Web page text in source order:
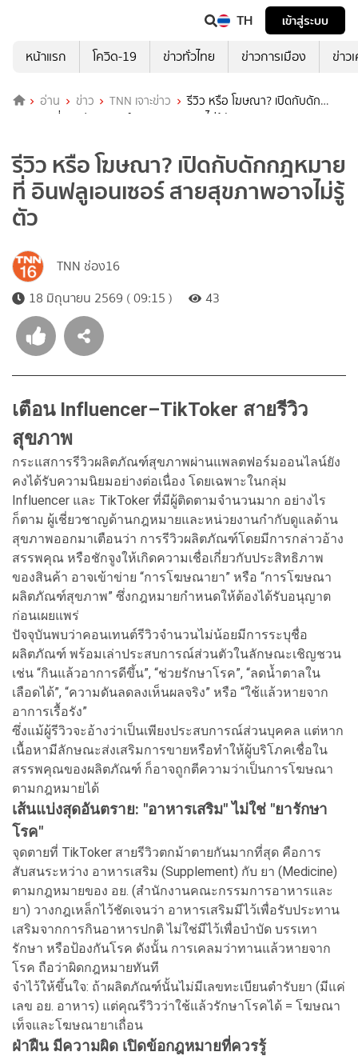
TH
เข้าสู่ระบบ
หน้าแรก
โควิด-19 ข่าวทั่วไทย ข่าวการเมือง ข่าว
อ่าน ข่าว TNN เจาะข่าว
รีวิว หรือ โฆษณา? เปิดกับดัก
กฎหมายที่ อินฟลูเอนเซอร์ สายสุขภาพอาจไม่รู้ตัว
รีวิว หรือ โฆษณา? เปิดกับดักกฎหมาย
ที่ อินฟลูเอนเซอร์ สายสุขภาพอาจไม่รู้
ตัว
TNN ช่อง16
18 มิถุนายน 2569 ( 09:15 )
43
เตือน Influencer–TikToker สายรีวิว
สุขภาพ
กระแสการรีวิวผลิตภัณฑ์สุขภาพผ่านแพลตฟอร์มออนไลน์ยัง
คงได้รับความนิยมอย่างต่อเนื่อง โดยเฉพาะในกลุ่ม
Influencer และ TikToker ที่มีผู้ติดตามจำนวนมาก อย่างไร
ก็ตาม ผู้เชี่ยวชาญด้านกฎหมายและหน่วยงานกำกับดูแลด้าน
สุขภาพออกมาเตือนว่า การรีวิวผลิตภัณฑ์โดยมีการกล่าวอ้าง
สรรพคุณ หรือชักจูงให้เกิดความเชื่อเกี่ยวกับประสิทธิภาพ
ของสินค้า อาจเข้าข่าย “การโฆษณายา” หรือ “การโฆษณา
ผลิตภัณฑ์สุขภาพ” ซึ่งกฎหมายกำหนดให้ต้องได้รับอนุญาต
ก่อนเผยแพร่
ปัจจุบันพบว่าคอนเทนต์รีวิวจำนวนไม่น้อยมีการระบุชื่อ
ผลิตภัณฑ์ พร้อมเล่าประสบการณ์ส่วนตัวในลักษณะเชิญชวน
เช่น “กินแล้วอาการดีขึ้น”, “ช่วยรักษาโรค”, “ลดน้ำตาลใน
เลือดได้”, “ความดันลดลงเห็นผลจริง” หรือ “ใช้แล้วหายจาก
อาการเรื้อรัง”
ซึ่งแม้ผู้รีวิวจะอ้างว่าเป็นเพียงประสบการณ์ส่วนบุคคล แต่หาก
เนื้อหามีลักษณะส่งเสริมการขายหรือทำให้ผู้บริโภคเชื่อใน
สรรพคุณของผลิตภัณฑ์ ก็อาจถูกตีความว่าเป็นการโฆษณา
ตามกฎหมายได้
เส้นแบ่งสุดอันตราย: "อาหารเสริม" ไม่ใช่ "ยารักษา
โรค"
จุดตายที่ TikToker สายรีวิวตกม้าตายกันมากที่สุด คือการ
สับสนระหว่าง อาหารเสริม (Supplement) กับ ยา (Medicine)
ตามกฎหมายของ อย. (สำนักงานคณะกรรมการอาหารและ
ยา) วางกฎเหล็กไว้ชัดเจนว่า อาหารเสริมมีไว้เพื่อรับประทาน
เสริมจากการกินอาหารปกติ ไม่ใช่มีไว้เพื่อบำบัด บรรเทา
รักษา หรือป้องกันโรค ดังนั้น การเคลมว่าทานแล้วหายจาก
โรค ถือว่าผิดกฎหมายทันที
จำไว้ให้ขึ้นใจ: ถ้าผลิตภัณฑ์นั้นไม่มีเลขทะเบียนตำรับยา (มีแค่
เลข อย. อาหาร) แต่คุณรีวิวว่าใช้แล้วรักษาโรคได้ = โฆษณา
เท็จและโฆษณายาเถื่อน
ฝ่าฝืน มีความผิด เปิดข้อกฎหมายที่ควรรู้